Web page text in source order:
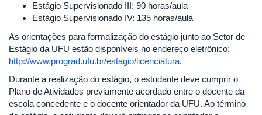
Estágio Supervisionado III: 90 horas/aula
Estágio Supervisionado IV: 135 horas/aula
As orientações para formalização do estágio junto ao Setor de
Estágio da UFU estão disponíveis no endereço eletrônico:
http://www.prograd.ufu.br/estagio/licenciatura.
Durante a realização do estágio, o estudante deve cumprir o
Plano de Atividades previamente acordado entre o docente da
escola concedente e o docente orientador da UFU. Ao término